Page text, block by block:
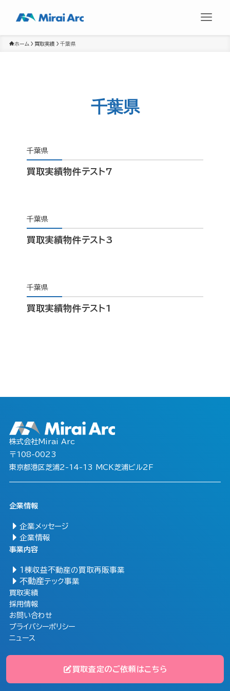
ホーム 買取実績 千葉県
千葉県
千葉県
買取実績物件テスト7
千葉県
買取実績物件テスト3
千葉県
買取実績物件テスト1
買取査定のご依頼はこちら
株式会社Mirai Arc
〒108-0023
東京都港区芝浦2-14-13 MCK芝浦ビル2F
企業情報
企業メッセージ
企業情報
事業内容
1棟収益不動産の買取再販事業
不動産テック事業
買取実績
採用情報
お問い合わせ
プライバシーポリシー
ニュース
© Copyright Mirai Arc ALL RIGHTS RESERVED.